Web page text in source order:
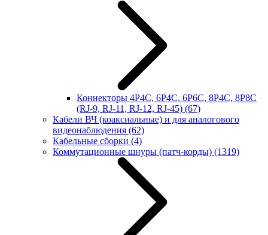
Коннекторы 4P4C, 6P4C, 6P6C, 8P4C, 8P8C
(RJ-9, RJ-11, RJ-12, RJ-45) (67)
Кабели ВЧ (коаксиальные) и для аналогового
видеонаблюдения (62)
Кабельные сборки (4)
Коммутационные шнуры (патч-корды) (1319)